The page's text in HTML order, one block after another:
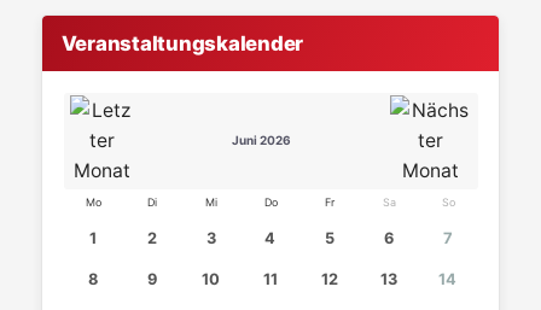
Veranstaltungskalender
Juni 2026
Mo Di Mi Do Fr Sa So
1 2 3 4 5 6 7
8 9 10 11 12 13 14